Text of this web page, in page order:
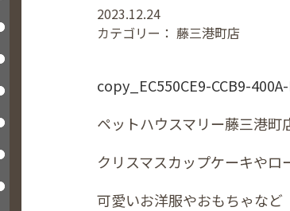
2023.12.24
カテゴリー： 藤三港町店
copy_EC550CE9-CCB9-
ペットハウスマリー藤三港町
クリスマスカップケーキやロ
可愛いお洋服やおもちゃなど